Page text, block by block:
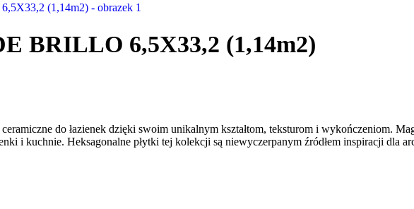
BRILLO 6,5X33,2 (1,14m2)
do łazienek dzięki swoim unikalnym kształtom, teksturom i wykończeniom.
i kuchnie. Heksagonalne płytki tej kolekcji są niewyczerpanym źródłem inspiracji